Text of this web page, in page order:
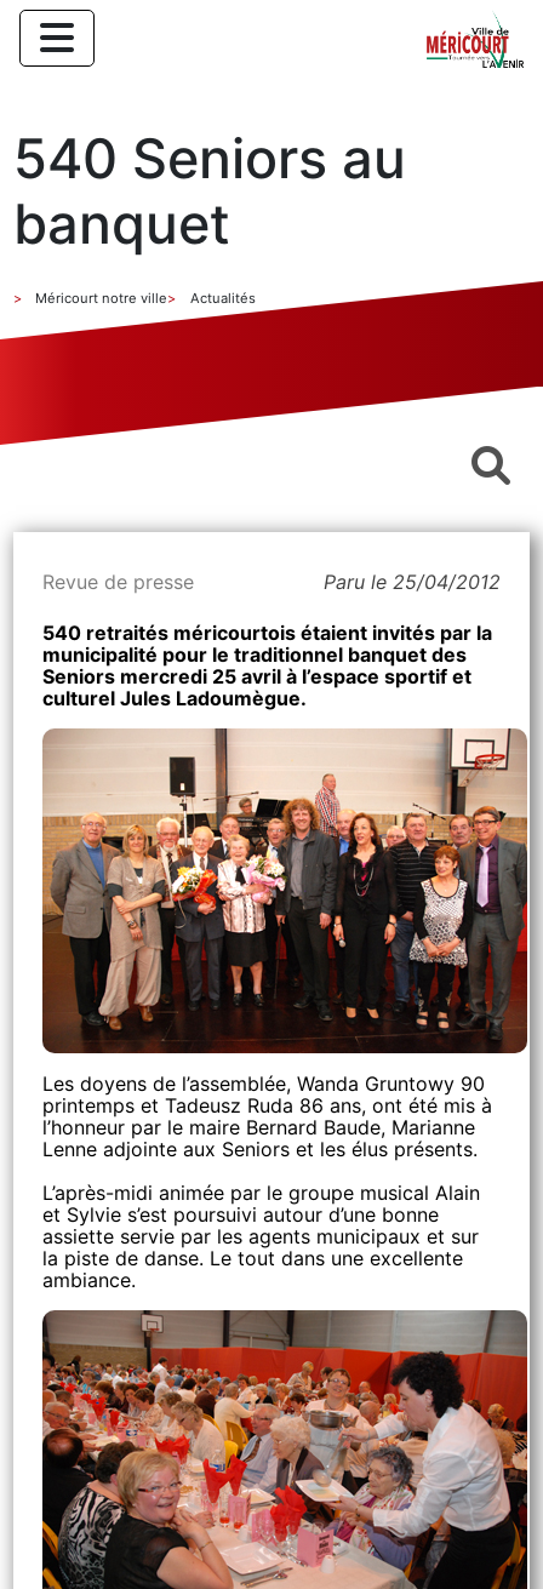
540 Seniors au
banquet
Méricourt notre ville Actualités
Revue de presse Paru le 25/04/2012
540 retraités méricourtois étaient invités par la
municipalité pour le traditionnel banquet des
Seniors mercredi 25 avril à l’espace sportif et
culturel Jules Ladoumègue.
Les doyens de l’assemblée, Wanda Gruntowy 90
printemps et Tadeusz Ruda 86 ans, ont été mis à
l’honneur par le maire Bernard Baude, Marianne
Lenne adjointe aux Seniors et les élus présents.
L’après-midi animée par le groupe musical Alain
et Sylvie s’est poursuivi autour d’une bonne
assiette servie par les agents municipaux et sur
la piste de danse. Le tout dans une excellente
ambiance.